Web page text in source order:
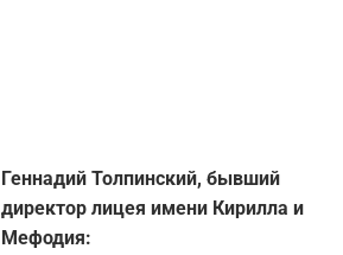
Геннадий Толпинский, бывший
директор лицея имени Кирилла и
Мефодия: